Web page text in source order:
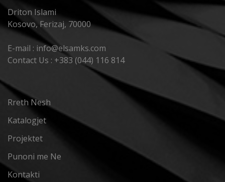
Driton Islami
Kosovo, Ferizaj, 70000
E-mail : info@elsamks.com
Contact Us : +383 (044) 116 814
Rreth Nesh
Katalogjet
Projektet
Punoni me Ne
Kontakti